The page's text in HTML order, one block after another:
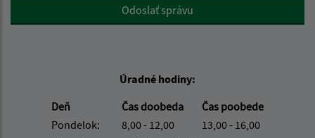
Google reCaptcha ResponseOdoslať správu
Úradné hodiny:
Deň
Čas doobeda
Čas poobede
Pondelok:
8,00 - 12,00
13,00 - 16,00